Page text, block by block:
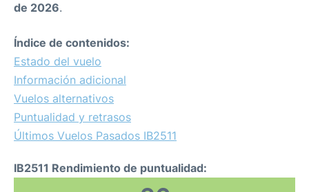
de 2026.
Índice de contenidos:
Estado del vuelo
Información adicional
Vuelos alternativos
Puntualidad y retrasos
Últimos Vuelos Pasados IB2511
IB2511 Rendimiento de puntualidad: